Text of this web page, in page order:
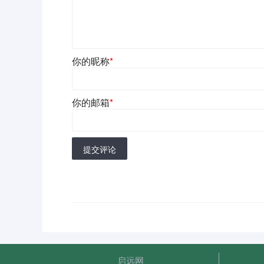
你的昵称*
你的邮箱*
提交评论
启远网